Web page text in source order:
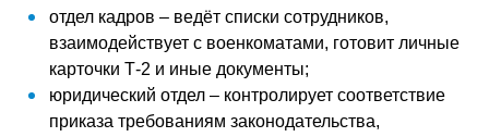
отдел кадров – ведёт списки сотрудников,
взаимодействует с военкоматами, готовит личные
карточки Т-2 и иные документы;
юридический отдел – контролирует соответствие
приказа требованиям законодательства,